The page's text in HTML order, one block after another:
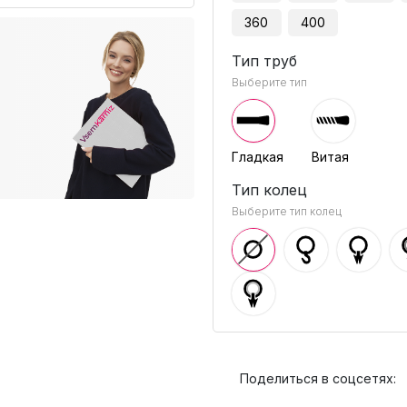
360 400
Тип труб
Выберите тип
Гладкая Витая
Тип колец
Выберите тип колец
Поделиться в соцсетях: